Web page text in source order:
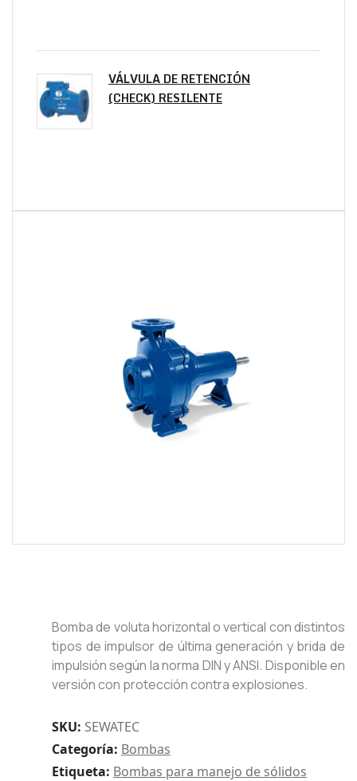
VÁLVULA DE RETENCIÓN
(CHECK) RESILENTE
Bomba de voluta horizontal o vertical con distintos
tipos de impulsor de última generación y brida de
impulsión según la norma DIN y ANSI. Disponible en
versión con protección contra explosiones.
SKU: SEWATEC
Categoría: Bombas
Etiqueta: Bombas para manejo de sólidos